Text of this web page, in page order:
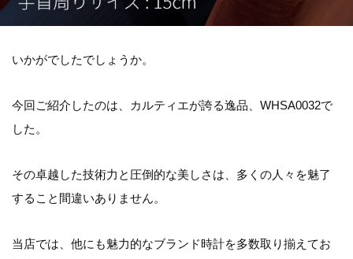
いかがでしたでしょうか。
今回ご紹介したのは、カルティエが誇る逸品、WHSA0032で
した。
その卓越した技術力と圧倒的な美しさは、多くの人々を魅了
すること間違いありません。
当店では、他にも魅力的なブランド時計を多数取り揃えてお